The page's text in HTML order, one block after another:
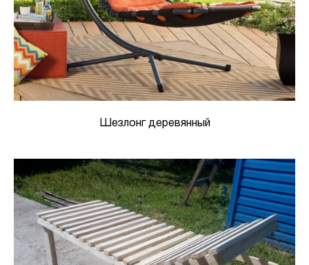
Шезлонг деревянный